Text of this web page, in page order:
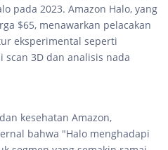
pada 2023. Amazon Halo, yang
$65, menawarkan pelacakan
eksperimental seperti
3D dan analisis nada
kesehatan Amazon,
bahwa "Halo menghadapi